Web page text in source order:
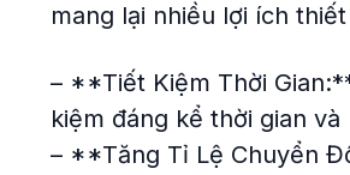
mang lại nhiều lợi ích
– **Tiết Kiệm Thời
kiệm đáng kể thời gian và
– **Tăng Tỉ Lệ Chuyển